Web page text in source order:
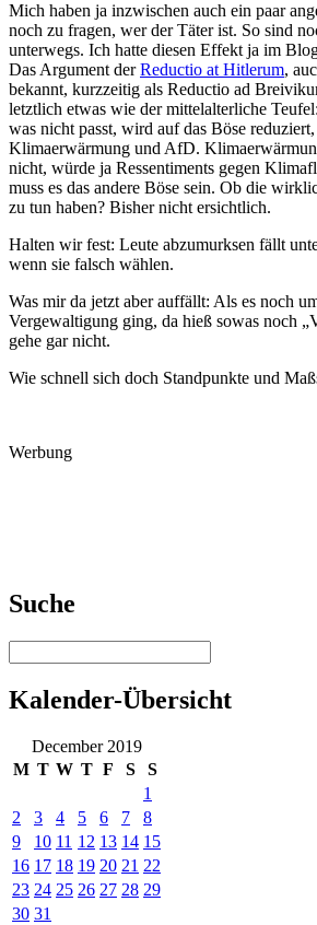
Mich haben ja inzwischen auch ein paar
noch zu fragen, wer der Täter ist. So sind
unterwegs. Ich hatte diesen Effekt ja im
Das Argument derReductio at Hitlerum,
bekannt, kurzzeitig als Reductio ad
letztlich etwas wie der mittelalterliche
was nicht passt, wird auf das Böse
Klimaerwärmung und AfD.
nicht, würde ja Ressentiments gegen
muss es das andere Böse sein. Ob die
zu tun haben? Bisher nicht ersichtlich.
Halten wir fest: Leute abzumurksen fällt
wenn sie falsch wählen.
Was mir da jetzt aber auffällt: Als es noch
Vergewaltigung ging, da hieß sowas noch
gehe gar nicht.
Wie schnell sich doch Standpunkte und
Werbung
Suche
Kalender-Übersicht
December 2019
M T W T F S
S
1
2
3 4 5 6 7
8
9
10 11 12 13 14 15
16 17 18 19 20 21 22
23 24 25 26 27 28 29
30 31